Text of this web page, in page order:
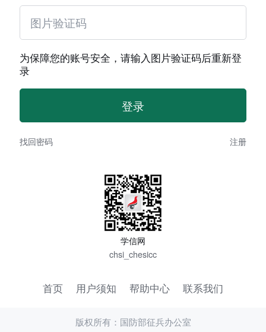
为保障您的账号安全，请输入图片验证码后重新登
录
找回密码 注册
学信网
chsi_chesicc
首页 用户须知 帮助中心 联系我们
版权所有：国防部征兵办公室